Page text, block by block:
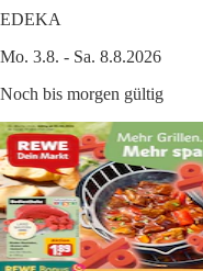
EDEKA
Mo. 3.8. - Sa. 8.8.2026
Noch bis morgen gültig